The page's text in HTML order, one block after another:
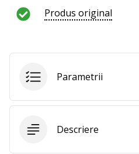
al
voleiului
Alătură-
nouă
Ambasador
Produs original
Parametrii
Descriere